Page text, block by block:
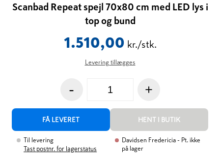
Scanbad Repeat spejl 70x80 cm med LED lys i
top og bund
1.510,00 kr./stk.
Levering tillægges
- +
FÅ LEVERET HENT I BUTIK
Til levering
Tast postnr. for lagerstatus
Davidsen Fredericia - Pt. ikke
på lager